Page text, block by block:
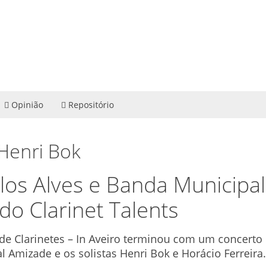
Opinião Repositório
Bok
Alves e Banda Municipal
Clarinet Talents
Clarinetes – In Aveiro terminou com um concerto
e os solistas Henri Bok e Horácio Ferreira.